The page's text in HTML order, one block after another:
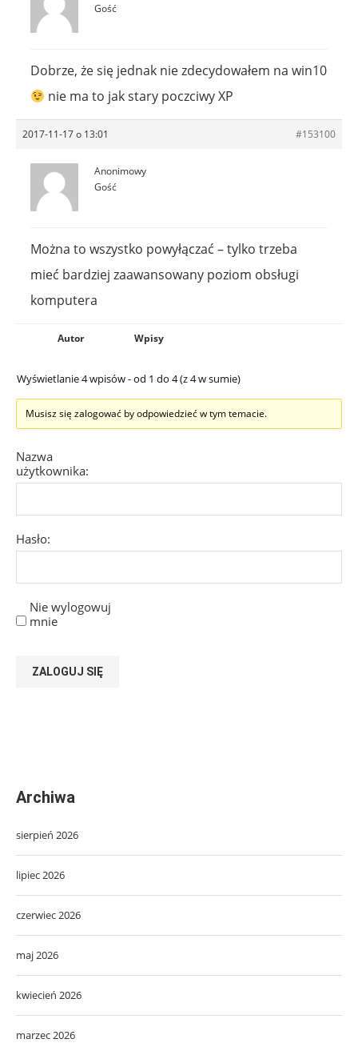
Gość
Dobrze, że się jednak nie zdecydowałem na win10
nie ma to jak stary poczciwy XP
2017-11-17 o 13:01 #153100
Anonimowy
Gość
Można to wszystko powyłączać – tylko trzeba
mieć bardziej zaawansowany poziom obsługi
komputera
Autor Wpisy
Wyświetlanie 4 wpisów - od 1 do 4 (z 4 w sumie)
Musisz się zalogować by odpowiedzieć w tym temacie.
Nazwa
użytkownika:
Hasło:
Nie wylogowuj
mnie
ZALOGUJ SIĘ
Archiwa
sierpień 2026
lipiec 2026
czerwiec 2026
maj 2026
kwiecień 2026
marzec 2026